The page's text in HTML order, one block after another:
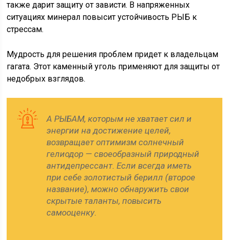
также дарит защиту от зависти. В напряженных
ситуациях минерал повысит устойчивость РЫБ к
стрессам.
Мудрость для решения проблем придет к владельцам
гагата. Этот каменный уголь применяют для защиты от
недобрых взглядов.
А РЫБАМ, которым не хватает сил и
энергии на достижение целей,
возвращает оптимизм солнечный
гелиодор — своеобразный природный
антидепрессант. Если всегда иметь
при себе золотистый берилл (второе
название), можно обнаружить свои
скрытые таланты, повысить
самооценку.